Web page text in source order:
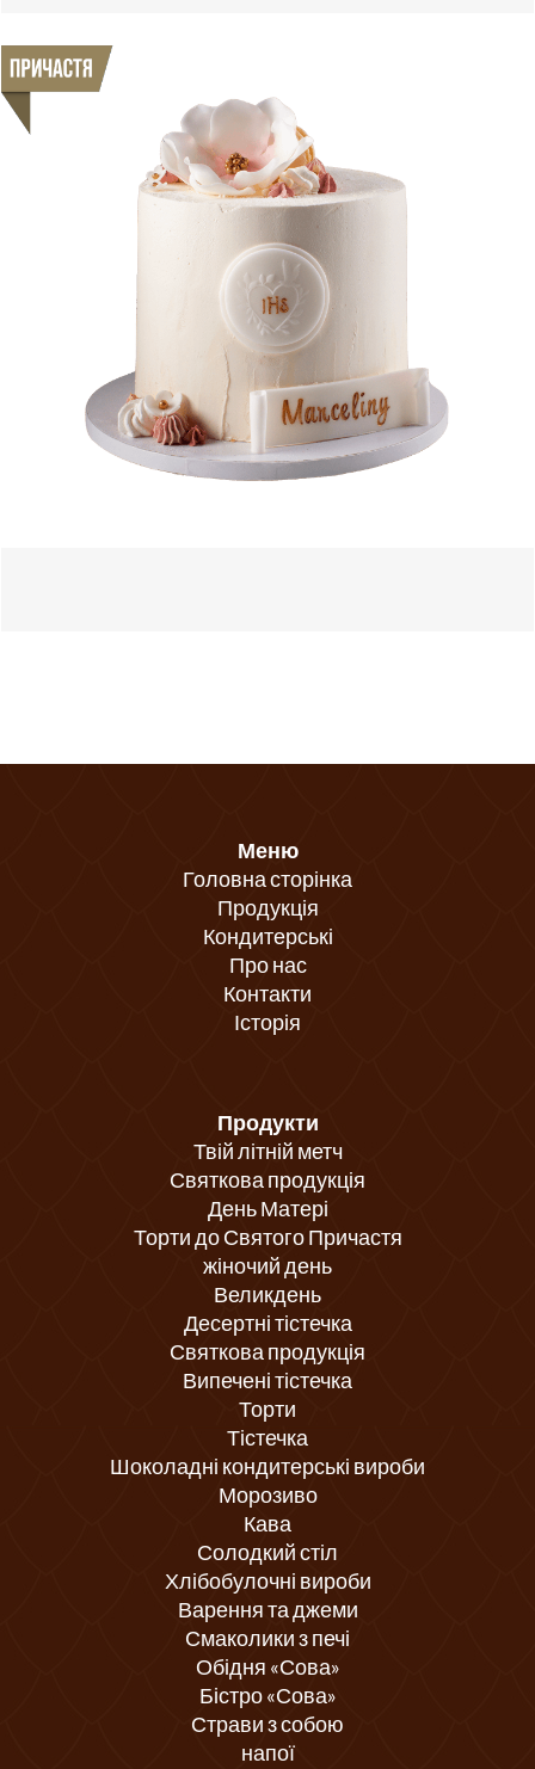
Меню
Головна сторінка
Продукція
Кондитерські
Про нас
Контакти
Історія
Продукти
Твій літній метч
Святкова продукція
День Матері
Торти до Святого Причастя
жіночий день
Великдень
Десертні тістечка
Святкова продукція
Випечені тістечка
Торти
Тістечка
Шоколадні кондитерські вироби
Морозиво
Кава
Солодкий стіл
Хлібобулочні вироби
Варення та джеми
Смаколики з печі
Обідня «Сова»
Бістро «Сова»
Страви з собою
напої